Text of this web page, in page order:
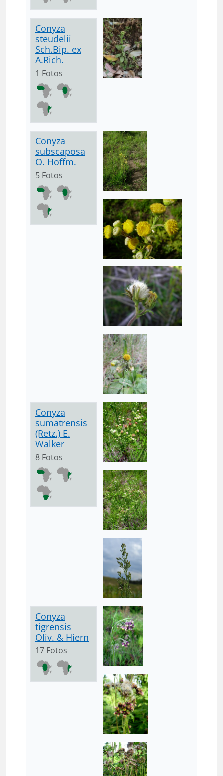
Conyza
steudelii
Sch.Bip. ex
A.Rich.
1 Fotos
Conyza
subscaposa
O. Hoffm.
5 Fotos
Conyza
sumatrensis
(Retz.) E.
Walker
8 Fotos
Conyza
tigrensis
Oliv. & Hiern
17 Fotos